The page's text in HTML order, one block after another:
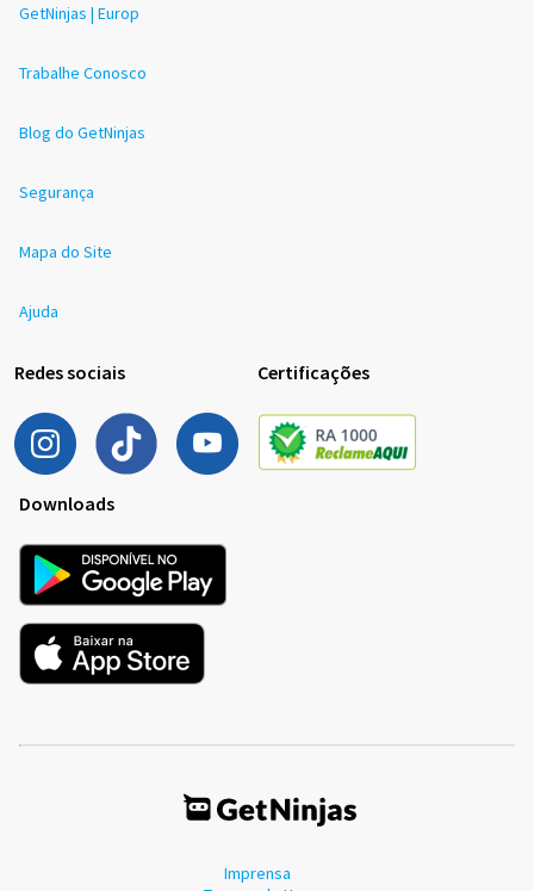
GetNinjas | Europ
Trabalhe Conosco
Blog do GetNinjas
Segurança
Mapa do Site
Ajuda
Redes sociais Certificações
Downloads
Imprensa